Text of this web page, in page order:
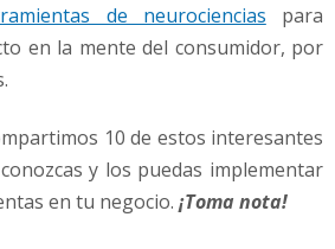
de neurociencias para
en la mente del consumidor, por
10 de estos interesantes
y los puedas implementar
en tu negocio. ¡Toma nota!